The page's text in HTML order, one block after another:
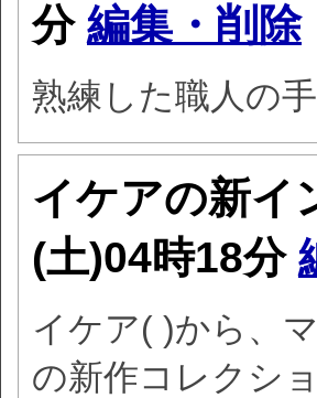
分 編集・削除
熟練した職人の
イケアの新イ
(土)04時18分
イケア( )から、
の新作コレクシ